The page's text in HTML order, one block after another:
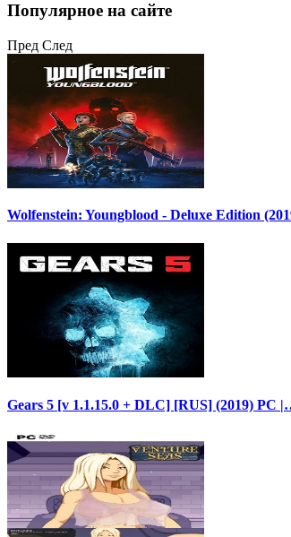
Популярное на сайте
Пред След
Wolfenstein: Youngblood - Deluxe Edition
Gears 5 [v 1.1.15.0 + DLC] [RUS] (2019) PC